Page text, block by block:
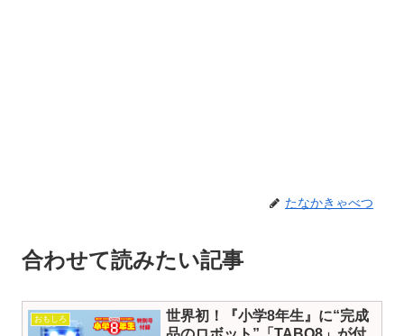
たなかきゃべつ
合わせて読みたい記事
おもしろ
世界初！『小学8年生』に“完成